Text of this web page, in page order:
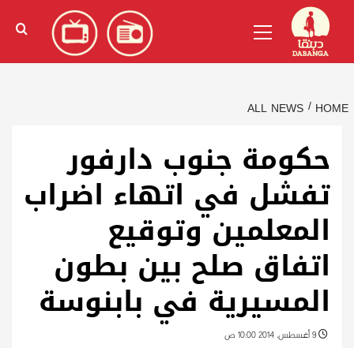
content
الإنجليزية)
Menu
HOME
ALL NEWS
حكومة جنوب دارفور
تفشل في اتهاء اضراب
المعلمين وتوقيع
اتفاق صلح بين بطون
المسيرية في بابنوسة